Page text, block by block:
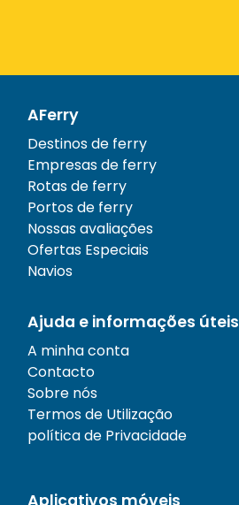
AFerry
Destinos de ferry
Empresas de ferry
Rotas de ferry
Portos de ferry
Nossas avaliações
Ofertas Especiais
Navios
Ajuda e informações úteis
A minha conta
Contacto
Sobre nós
Termos de Utilização
política de Privacidade
Aplicativos móveis